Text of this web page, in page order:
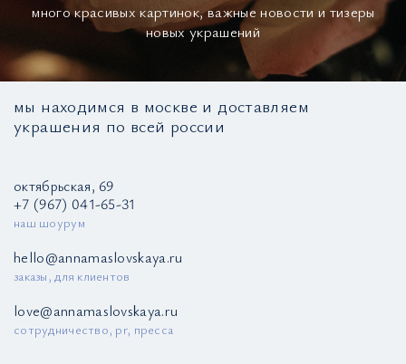
много красивых картинок, важные новости и тизеры
новых украшений
мы находимся в москве и доставляем
украшения по всей россии
октябрьская, 69
+7 (967) 041-65-31
наш шоурум
hello@annamaslovskaya.ru
заказы, для клиентов
love@annamaslovskaya.ru
сотрудничество, pr, пресса